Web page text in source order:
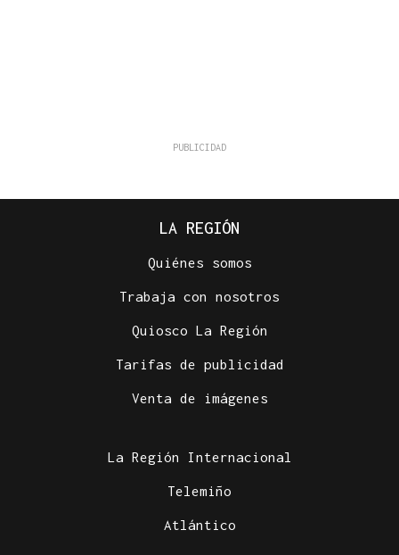
LA REGIÓN
Quiénes somos
Trabaja con nosotros
Quiosco La Región
Tarifas de publicidad
Venta de imágenes
La Región Internacional
Telemiño
Atlántico